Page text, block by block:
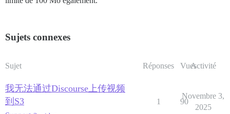
Sujets connexes
Sujet Réponses VuesActivité
我无法通过Discourse上传视频
到S3
1 90
Novembre 3,
2025